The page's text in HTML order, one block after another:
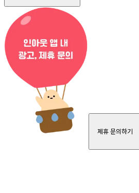
제휴 문의하기